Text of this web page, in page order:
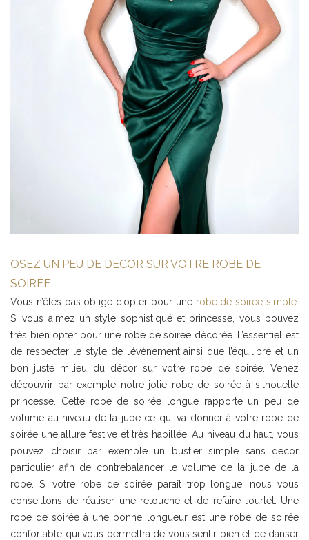
OSEZ UN PEU DE DÉCOR SUR VOTRE ROBE DE
SOIRÉE
Vous n’êtes pas obligé d’opter pour une robe de soirée simple
Si vous aimez un style sophistiqué et princesse, vous pouvez
très bien opter pour une robe de soirée décorée. L’essentiel est
de respecter le style de l’évènement ainsi que l’équilibre et un
bon juste milieu du décor sur votre robe de soirée. Venez
découvrir par exemple notre jolie robe de soirée à silhouette
princesse. Cette robe de soirée longue rapporte un peu de
volume au niveau de la jupe ce qui va donner à votre robe de
soirée une allure festive et très habillée. Au niveau du haut, vous
pouvez choisir par exemple un bustier simple sans décor
particulier afin de contrebalancer le volume de la jupe de la
robe. Si votre robe de soirée paraît trop longue, nous vous
conseillons de réaliser une retouche et de refaire l’ourlet. Une
robe de soirée à une bonne longueur est une robe de soirée
confortable qui vous permettra de vous sentir bien et de danser